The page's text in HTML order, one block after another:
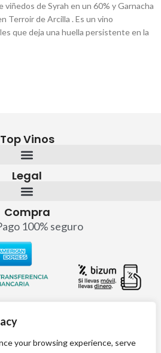
your browsing experience, serve
de Syrah en un 60% y Garnacha
Terroir de Arcilla . Es un vino
que deja una huella persistente en la
Top Vinos
Legal
Compra
100% seguro